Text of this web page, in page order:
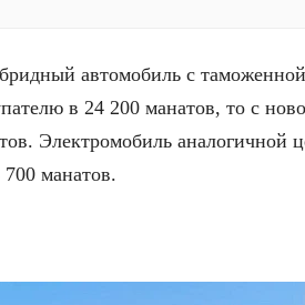
автомобиль с
в 24 200 манатов, то с
Электромобиль аналогичной
манатов.